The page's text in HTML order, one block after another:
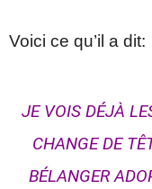
Voici ce qu’il a dit:
JE VOIS DÉJÀ
CHANGE DE
BÉLANGER